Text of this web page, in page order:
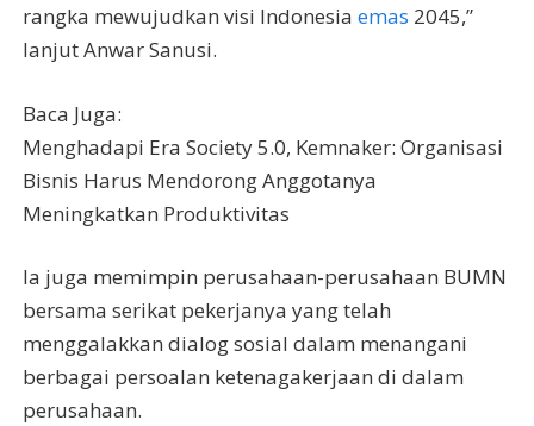
rangka mewujudkan visi Indonesia emas 2045,”
lanjut Anwar Sanusi.
Baca Juga:
Menghadapi Era Society 5.0, Kemnaker: Organisasi
Bisnis Harus Mendorong Anggotanya
Meningkatkan Produktivitas
Ia juga memimpin perusahaan-perusahaan BUMN
bersama serikat pekerjanya yang telah
menggalakkan dialog sosial dalam menangani
berbagai persoalan ketenagakerjaan di dalam
perusahaan.